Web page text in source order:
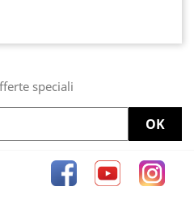
speciali
FacebookYouTube